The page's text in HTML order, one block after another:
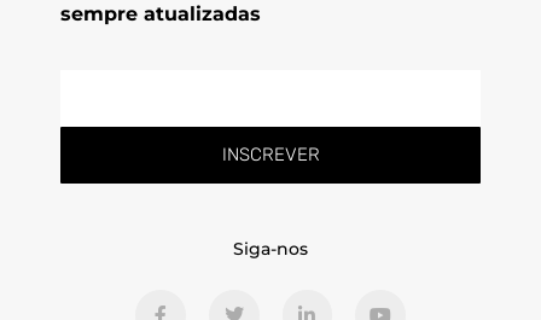
sempre atualizadas
INSCREVER
Siga-nos